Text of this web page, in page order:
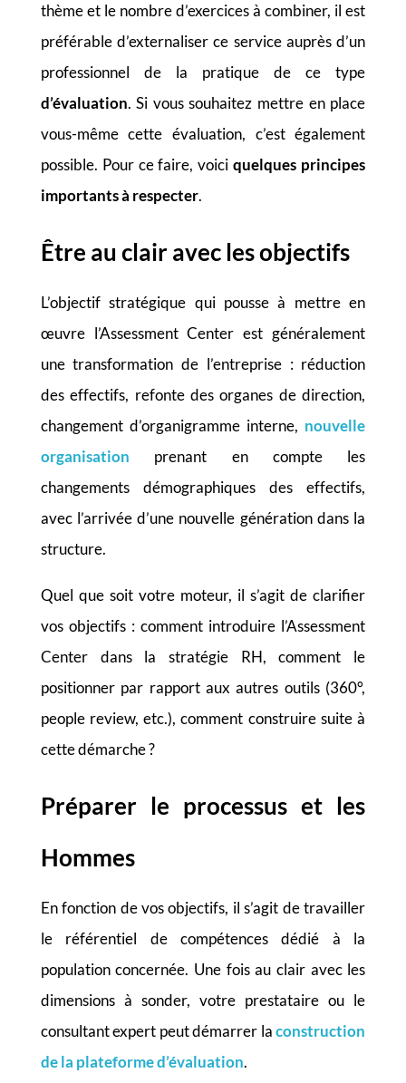
thème et le nombre d’exercices à combiner, il est
préférable d’externaliser ce service auprès d’un
professionnel de la pratique de ce type
d’évaluation. Si vous souhaitez mettre en place
vous-même cette évaluation, c’est également
possible. Pour ce faire, voiciquelques principes
importants à respecter.
Être au clair avec les objectifs
L’objectif stratégique qui pousse à mettre en
œuvre l’Assessment Center est généralement
une transformation de l’entreprise : réduction
des effectifs, refonte des organes de direction,
changement d’organigramme interne, nouvelle
organisation
prenant en compte les
changements démographiques des effectifs,
avec l’arrivée d’une nouvelle génération dans la
structure.
Quel que soit votre moteur, il s’agit de clarifier
vos objectifs : comment introduire l’Assessment
Center dans la stratégie RH, comment le
positionner par rapport aux autres outils (360°,
people review, etc.), comment construire suite à
cette démarche ?
Préparer le processus et les
Hommes
En fonction de vos objectifs, il s’agit de travailler
le référentiel de compétences dédié à la
population concernée. Une fois au clair avec les
dimensions à sonder, votre prestataire ou le
consultant expert peut démarrer la construction
de la plateforme d’évaluation.